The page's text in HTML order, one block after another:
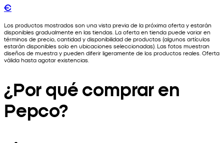
€
Los productos mostrados son una vista previa de la próxima oferta y estarán
disponibles gradualmente en las tiendas. La oferta en tienda puede variar en
términos de precio, cantidad y disponibilidad de productos (algunos artículos
estarán disponibles solo en ubicaciones seleccionadas). Las fotos muestran
diseños de muestra y pueden diferir ligeramente de los productos reales. Oferta
válida hasta agotar existencias.
¿Por qué comprar en
Pepco?